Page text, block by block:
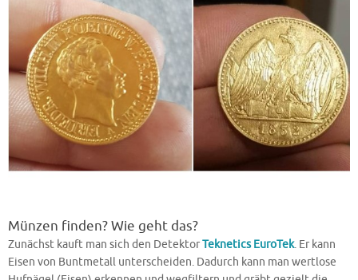
Münzen finden? Wie geht das?
Zunächst kauft man sich den DetektorTeknetics EuroTek. Er kann
Eisen von Buntmetall unterscheiden. Dadurch kann man wertlose